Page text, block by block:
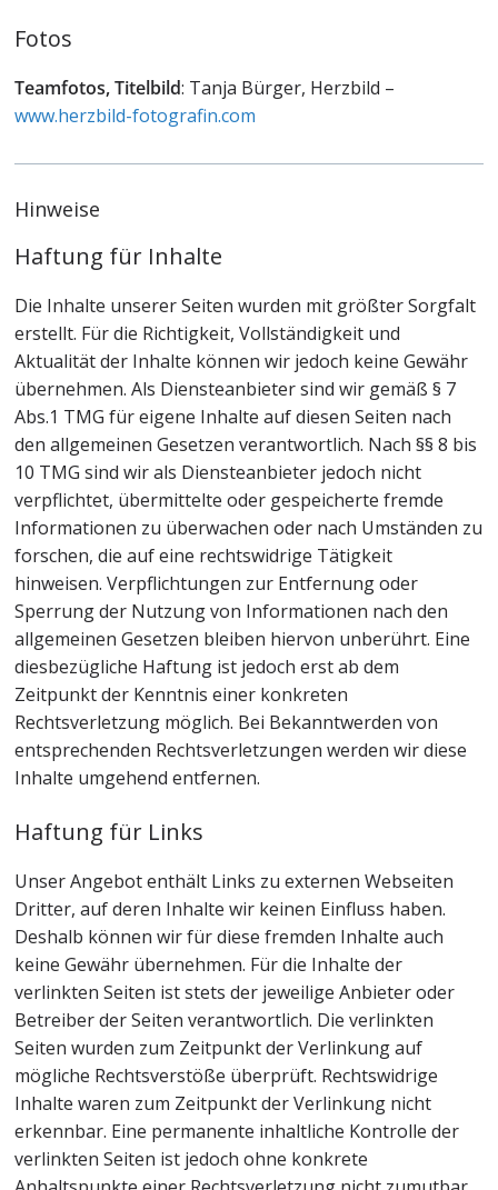
Fotos
Teamfotos, Titelbild: Tanja Bürger, Herzbild –
www.herzbild-fotografin.com
Hinweise
Haftung für Inhalte
Die Inhalte unserer Seiten wurden mit größter Sorgfalt
erstellt. Für die Richtigkeit, Vollständigkeit und
Aktualität der Inhalte können wir jedoch keine Gewähr
übernehmen. Als Diensteanbieter sind wir gemäß § 7
Abs.1 TMG für eigene Inhalte auf diesen Seiten nach
den allgemeinen Gesetzen verantwortlich. Nach §§ 8 bis
10 TMG sind wir als Diensteanbieter jedoch nicht
verpflichtet, übermittelte oder gespeicherte fremde
Informationen zu überwachen oder nach Umständen zu
forschen, die auf eine rechtswidrige Tätigkeit
hinweisen. Verpflichtungen zur Entfernung oder
Sperrung der Nutzung von Informationen nach den
allgemeinen Gesetzen bleiben hiervon unberührt. Eine
diesbezügliche Haftung ist jedoch erst ab dem
Zeitpunkt der Kenntnis einer konkreten
Rechtsverletzung möglich. Bei Bekanntwerden von
entsprechenden Rechtsverletzungen werden wir diese
Inhalte umgehend entfernen.
Haftung für Links
Unser Angebot enthält Links zu externen Webseiten
Dritter, auf deren Inhalte wir keinen Einfluss haben.
Deshalb können wir für diese fremden Inhalte auch
keine Gewähr übernehmen. Für die Inhalte der
verlinkten Seiten ist stets der jeweilige Anbieter oder
Betreiber der Seiten verantwortlich. Die verlinkten
Seiten wurden zum Zeitpunkt der Verlinkung auf
mögliche Rechtsverstöße überprüft. Rechtswidrige
Inhalte waren zum Zeitpunkt der Verlinkung nicht
erkennbar. Eine permanente inhaltliche Kontrolle der
verlinkten Seiten ist jedoch ohne konkrete